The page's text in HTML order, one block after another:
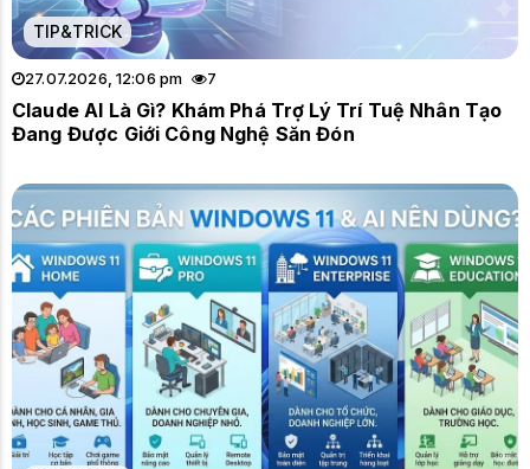
TIP&TRICK
27.07.2026, 12:06 pm 7
Claude AI Là Gì? Khám Phá Trợ Lý Trí Tuệ Nhân Tạo
Đang Được Giới Công Nghệ Săn Đón